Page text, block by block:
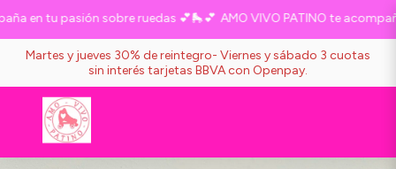
en tu pasión sobre ruedas 💕🛼💕 AMO VIVO PATINO te
Martes y jueves 30% de reintegro- Viernes y sábado 3 cuotas
sin interés tarjetas BBVA con Openpay.